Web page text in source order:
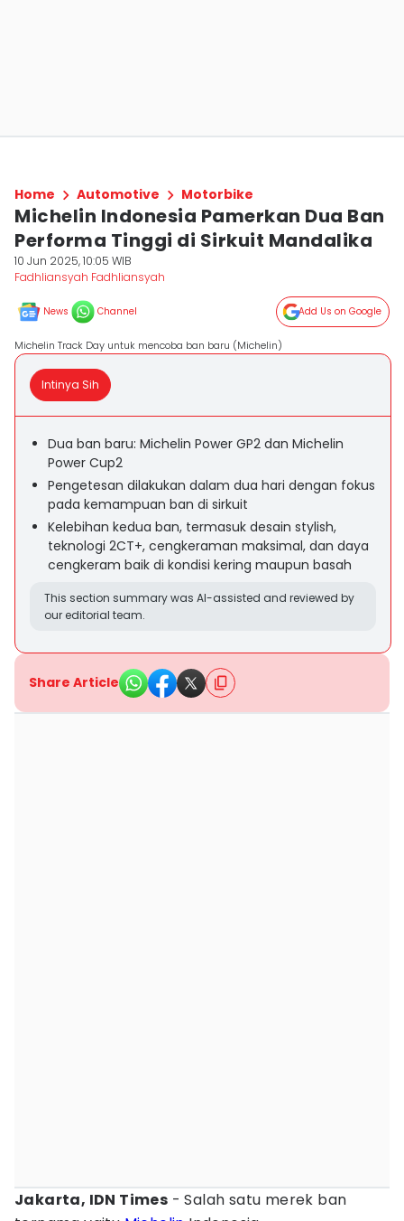
Home Automotive Motorbike
Michelin Indonesia Pamerkan Dua Ban
Performa Tinggi di Sirkuit Mandalika
10 Jun 2025, 10:05 WIB
Fadhliansyah Fadhliansyah
News Channel Add Us on Google
Michelin Track Day untuk mencoba ban baru (Michelin)
Intinya Sih
Dua ban baru: Michelin Power GP2 dan Michelin
Power Cup2
Pengetesan dilakukan dalam dua hari dengan fokus
pada kemampuan ban di sirkuit
Kelebihan kedua ban, termasuk desain stylish,
teknologi 2CT+, cengkeraman maksimal, dan daya
cengkeram baik di kondisi kering maupun basah
This section summary was AI-assisted and reviewed by
our editorial team.
Share Article
Jakarta, IDN Times - Salah satu merek ban